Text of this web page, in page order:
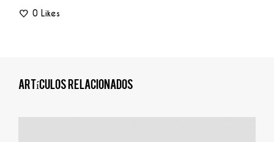
0 Likes
Artículos relacionados